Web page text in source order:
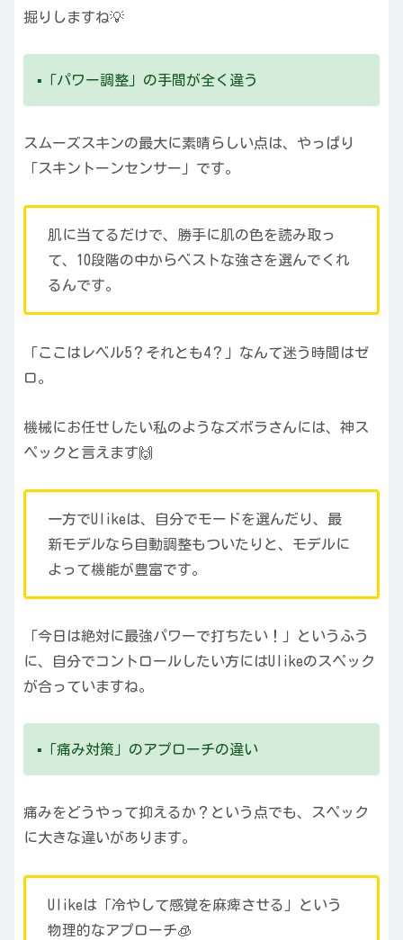
掘りしますね💡
▪️「パワー調整」の手間が全く違う
スムーズスキンの最大に素晴らしい点は、やっぱり
「スキントーンセンサー」です。
肌に当てるだけで、勝手に肌の色を読み取っ
て、10段階の中からベストな強さを選んでくれ
るんです。
「ここはレベル5？それとも4？」なんて迷う時間はゼ
ロ。
機械にお任せしたい私のようなズボラさんには、神ス
ペックと言えます🙌
一方でUlikeは、自分でモードを選んだり、最
新モデルなら自動調整もついたりと、モデルに
よって機能が豊富です。
「今日は絶対に最強パワーで打ちたい！」というふう
に、自分でコントロールしたい方にはUlikeのスペック
が合っていますね。
▪️「痛み対策」のアプローチの違い
痛みをどうやって抑えるか？という点でも、スペック
に大きな違いがあります。
Ulikeは「冷やして感覚を麻痺させる」という
物理的なアプローチ🧊